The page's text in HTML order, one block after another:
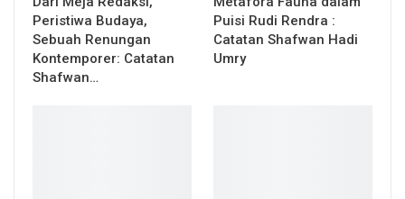
Peristiwa Budaya,
Sebuah Renungan
Kontemporer: Catatan
Shafwan…
Puisi Rudi Rendra :
Catatan Shafwan Hadi
Umry